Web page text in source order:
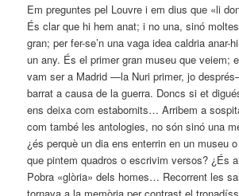
Em preguntes pel Louvre i em dius que «li
És clar que hi hem anat; i no una, sinó
gran; per fer-se’n una vaga idea caldria anar-
un any. És el primer gran museu que veiem;
vam ser a Madrid —la Nuri primer, jo
barrat a causa de la guerra. Doncs si et
ens deixa com estabornits… Arribem a
com també les antologies, no són sinó una
¿és perquè un dia ens enterrin en un museu
que pintem quadros o escrivim versos? ¿És
Pobra «glòria» dels homes… Recorrent les